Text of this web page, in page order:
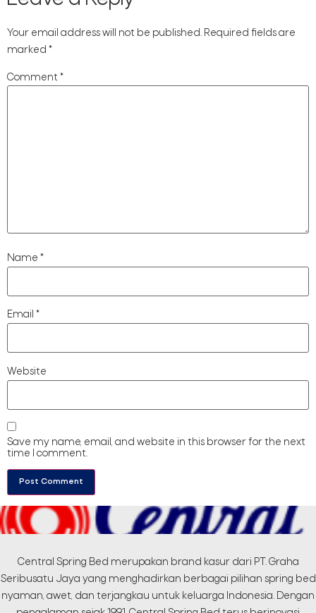
Your email address will not be published. Required fields are
marked *
Comment *
Name *
Email *
Website
Save my name, email, and website in this browser for the next
time I comment.
Central Spring Bed merupakan brand kasur dari PT. Graha
Seribusatu Jaya yang menghadirkan berbagai pilihan spring bed
nyaman, awet, dan terjangkau untuk keluarga Indonesia. Dengan